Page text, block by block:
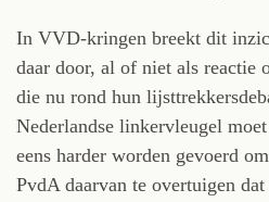
In VVD-kringen breekt dit
daar door, al of niet als reactie
die nu rond hun
Nederlandse linkervleugel
eens harder worden gevoerd
PvdA daarvan te overtuigen